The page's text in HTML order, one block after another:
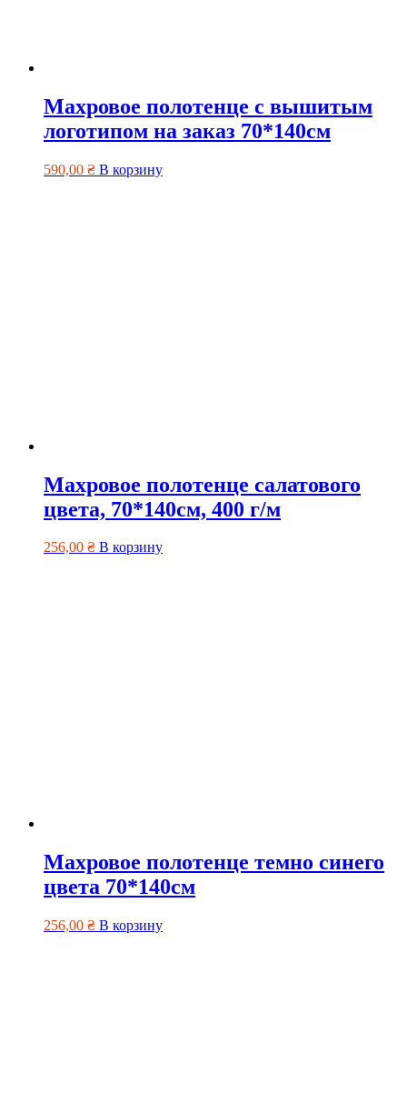
Махровое полотенце с вышитым
логотипом на заказ 70*140см
590,00 ₴ В корзину
Махровое полотенце салатового
цвета, 70*140см, 400 г/м
256,00 ₴ В корзину
Махровое полотенце темно синего
цвета 70*140см
256,00 ₴ В корзину